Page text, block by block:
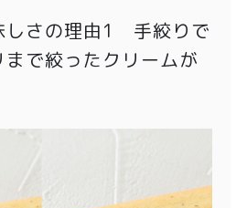
しさの理由1 手絞りで
で絞ったクリームが